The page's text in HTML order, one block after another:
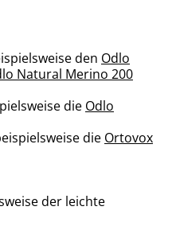
den Odlo
Natural Merino 200
die Odlo
die Ortovox
der leichte